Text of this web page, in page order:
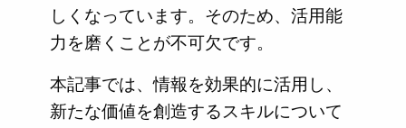
しくなっています。そのため、活用能
力を磨くことが不可欠です。
本記事では、情報を効果的に活用し、
新たな価値を創造するスキルについて